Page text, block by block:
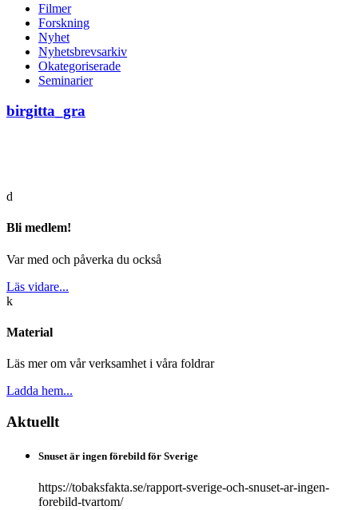
Filmer
Forskning
Nyhet
Nyhetsbrevsarkiv
Okategoriserade
Seminarier
birgitta_gra
d
Bli medlem!
Var med och påverka du också
Läs vidare...
k
Material
Läs mer om vår verksamhet i våra foldrar
Ladda hem...
Aktuellt
Snuset är ingen förebild för Sverige
https://tobaksfakta.se/rapport-sverige-och-snuset-ar-ingen-
forebild-tvartom/